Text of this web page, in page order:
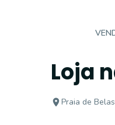
Loja
Praia de